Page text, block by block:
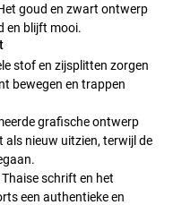
goud en zwart ontwerp
en blijft mooi.
stof en zijsplitten zorgen
bewegen en trappen
grafische ontwerp
als nieuw uitzien, terwijl de
schrift en het
een authentieke en